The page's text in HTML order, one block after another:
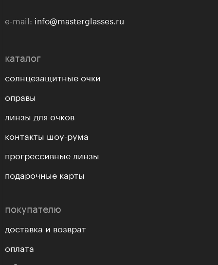
e-mail: info@masterglasses.ru
каталог
солнцезащитные очки
оправы
линзы для очков
контакты шоу-рума
прогрессивные линзы
подарочные карты
покупателю
доставка и возврат
оплата